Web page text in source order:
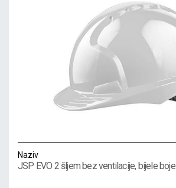
Naziv
JSP EVO 2 šljem bez ventilacije, bijele boje